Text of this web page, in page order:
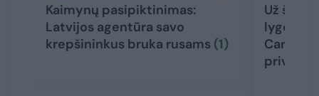
Kaimynų pasipiktinimas:
Latvijos agentūra savo
krepšininkus bruka rusams (1)
Už
lygoje